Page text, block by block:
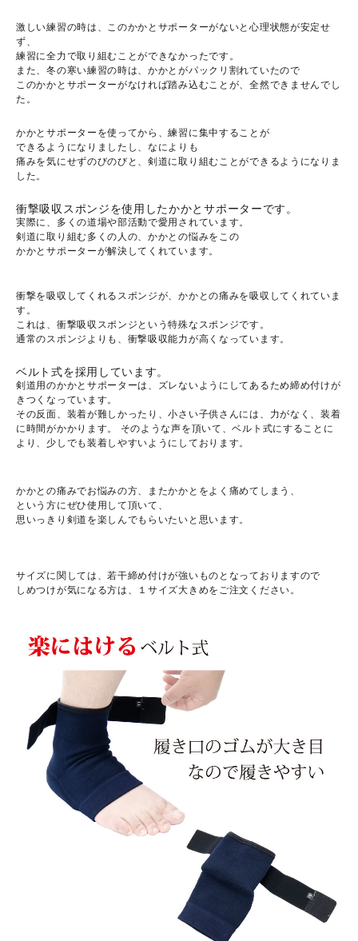
激しい練習の時は、このかかとサポーターがないと心理状態が安定せ
ず、
練習に全力で取り組むことができなかったです。
また、冬の寒い練習の時は、かかとがパックリ割れていたので
このかかとサポーターがなければ踏み込むことが、全然できませんでし
た。
かかとサポーターを使ってから、練習に集中することが
できるようになりましたし、なによりも
痛みを気にせずのびのびと、剣道に取り組むことができるようになりま
した。
衝撃吸収スポンジを使用したかかとサポーターです。
実際に、多くの道場や部活動で愛用されています。
剣道に取り組む多くの人の、かかとの悩みをこの
かかとサポーターが解決してくれています。
衝撃を吸収してくれるスポンジが、かかとの痛みを吸収してくれていま
す。
これは、衝撃吸収スポンジという特殊なスポンジです。
通常のスポンジよりも、衝撃吸収能力が高くなっています。
ベルト式を採用しています。
剣道用のかかとサポーターは、ズレないようにしてあるため締め付けが
きつくなっています。
その反面、装着が難しかったり、小さい子供さんには、力がなく、装着
に時間がかかります。 そのような声を頂いて、ベルト式にすることに
より、少しでも装着しやすいようにしております。
かかとの痛みでお悩みの方、またかかとをよく痛めてしまう、
という方にぜひ使用して頂いて、
思いっきり剣道を楽しんでもらいたいと思います。
サイズに関しては、若干締め付けが強いものとなっておりますので
しめつけが気になる方は、１サイズ大きめをご注文ください。